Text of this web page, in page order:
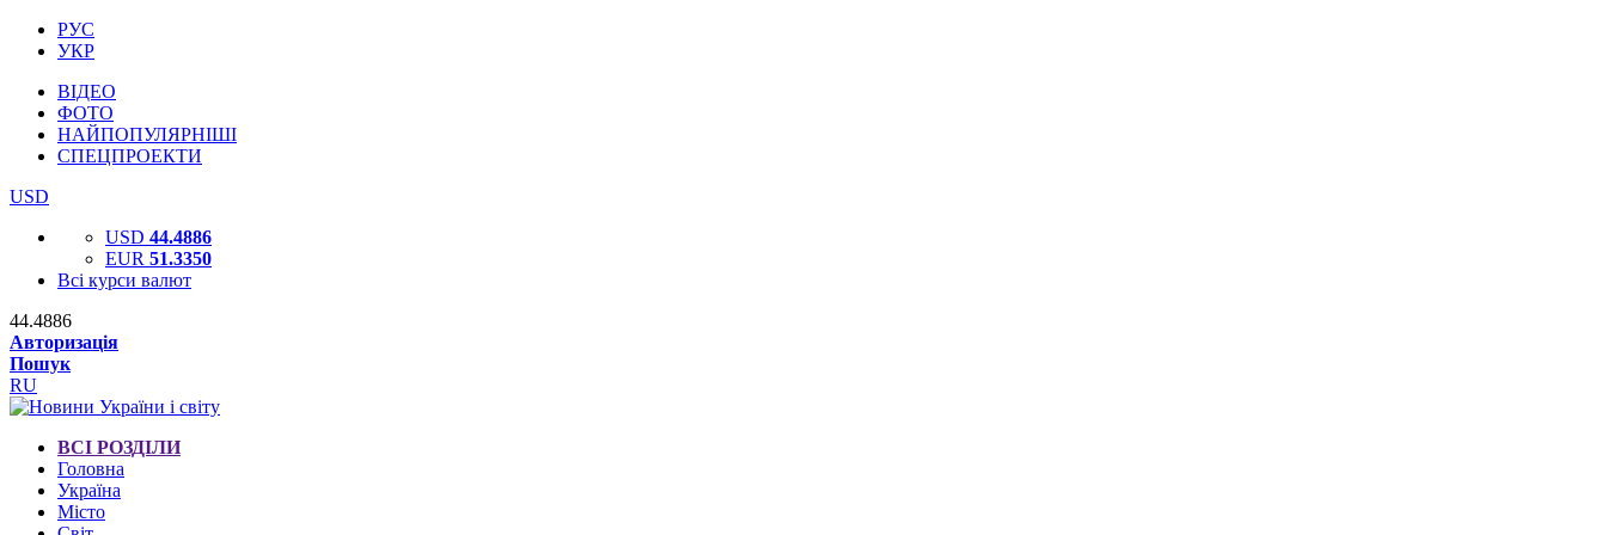
РУС
УКР
ВІДЕО
ФОТО
НАЙПОПУЛЯРНІШІ
СПЕЦПРОЕКТИ
USD
USD 44.4886
EUR 51.3350
Всі курси валют
44.4886
Авторизація
Пошук
RU
ВСІ РОЗДІЛИ
Головна
Україна
Місто